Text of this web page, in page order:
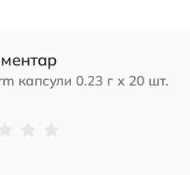
капсули 0.23 г х 20 шт.